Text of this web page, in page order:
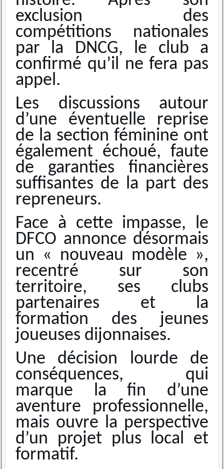
exclusion des
compétitions nationales
par la DNCG, le club a
confirmé qu’il ne fera pas
appel.
Les discussions autour
d’une éventuelle reprise
de la section féminine ont
également échoué, faute
de garanties financières
suffisantes de la part des
repreneurs.
Face à cette impasse, le
DFCO annonce désormais
un « nouveau modèle »,
recentré sur son
territoire, ses clubs
partenaires et la
formation des jeunes
joueuses dijonnaises.
Une décision lourde de
conséquences, qui
marque la fin d’une
aventure professionnelle,
mais ouvre la perspective
d’un projet plus local et
formatif.